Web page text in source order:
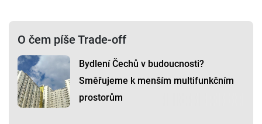
O čem píše Trade-off
Bydlení Čechů v budoucnosti?
Směřujeme k menším multifunkčním
prostorům